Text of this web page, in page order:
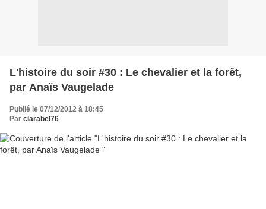
L'histoire du soir #30 : Le chevalier et la forêt,
par Anaïs Vaugelade
Publié le 07/12/2012 à 18:45
Par clarabel76